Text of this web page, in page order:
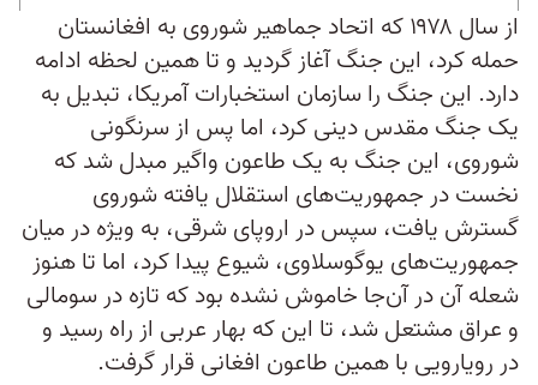
از سال ۱۹۷۸ که اتحاد جماهیر شوروی به افغانستان
حمله کرد، این جنگ آغاز گردید و تا همین لحظه ادامه
دارد. این جنگ را سازمان استخبارات آمریکا، تبدیل به
یک جنگ مقدس دینی کرد، اما پس از سرنگونی
شوروی، این جنگ به یک طاعون واگیر مبدل شد که
نخست در جمهوریت‌های استقلال یافته شوروی
گسترش یافت، سپس در اروپای شرقی، به ویژه در میان
جمهوریت‌های یوگوسلاوی، شیوع پیدا کرد، اما تا هنوز
شعله آن در آن‌جا خاموش نشده بود که تازه در سومالی
و عراق مشتعل شد، تا این که بهار عربی از راه رسید و
در رویارویی با همین طاعون افغانی قرار گرفت.